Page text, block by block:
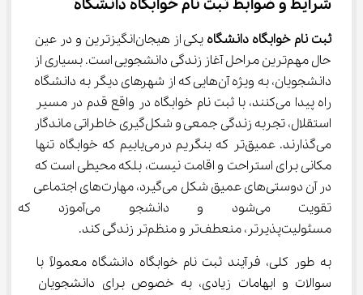
شرایط و ضوابط ثبت نام خوابگاه دانشگاه
ثبت نام خوابگاه دانشگاه
یکی از هیجان‌انگیزترین و در عین
حال مهم‌ترین مراحل آغاز زندگی دانشجویی است. بسیاری از
دانشجویان، به ویژه آن‌هایی که از شهرهای دیگر به دانشگاه
راه پیدا می‌کنند، با ثبت نام خوابگاه در واقع قدم در مسیر
استقلال، تجربه زندگی جمعی و شکل‌گیری خاطراتی ماندگار
می‌گذارند. عمیق‌تر که بنگریم درمی‌یابیم که خوابگاه تنها
مکانی برای استراحت و اقامت نیست، بلکه محیطی است که
در آن دوستی‌های عمیق شکل می‌گیرد، مهارت‌های اجتماعی
تقویت می‌شود و دانشجو
مسئولیت‌پذیرتر، منعطف‌تر و منظم‌تر زندگی کند.
به طور کلی، فرآیند ثبت نام خوابگاه دانشگاه معمولاً با
سوالات و ابهامات زیادی، به خصوص برای دانشجویان